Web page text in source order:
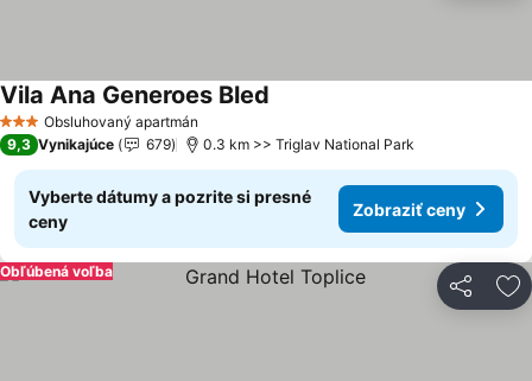
3 Počet hviezdičiek
Obsluhovaný apartmán
Vila Ana Generoes Bled
9,3 Vynikajúce 679 0.3 km >> Triglav National Park
Vyberte dátumy a pozrite si presné
ceny
Zobraziť ceny
Zdieľať
Obľúbená voľba